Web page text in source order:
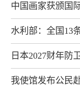
中国画家获颁国
水利部：全国13
日本2027财年防
我使馆发布公民